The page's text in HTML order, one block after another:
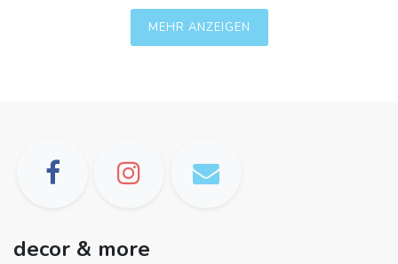
MEHR ANZEIGEN
decor & more